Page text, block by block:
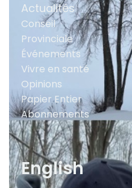
Actualités
Conseil
Provinciale
Événements
Vivre en santé
Opinions
Papier Entier
Abonnements
English